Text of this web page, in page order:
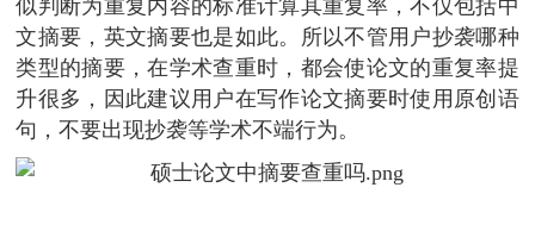
似判断为重复内容的标准计算其重复率，不仅包括中
文摘要，英文摘要也是如此。所以不管用户抄袭哪种
类型的摘要，在学术查重时，都会使论文的重复率提
升很多，因此建议用户在写作论文摘要时使用原创语
句，不要出现抄袭等学术不端行为。